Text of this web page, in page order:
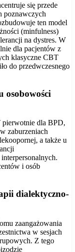
się przede
poznawczych
ten model
(minfulness)
na dystres. W
dla pacjentów z
klasyczne CBT
do przedwczesnego
osobowości
pierwotnie dla BPD,
zaburzeniach
a także u
i osób
dialektyczno-
zaangażowania
w sesjach
Z tego